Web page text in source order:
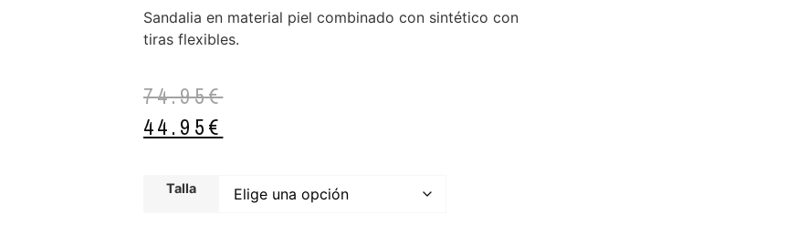
Sandalia en material piel combinado con sintético con
tiras flexibles.
74.95€
44.95€
Talla